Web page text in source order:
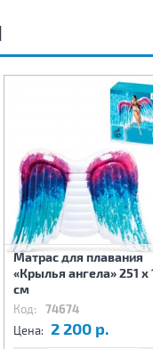
Матрас для плавания
«Крылья ангела» 251 х
см
Код: 74674
Цена: 2 200 р.